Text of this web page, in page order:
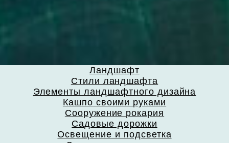
Ландшафт
Стили ландшафта
Элементы ландшафтного дизайна
Кашпо своими руками
Сооружение рокария
Садовые дорожки
Освещение и подсветка